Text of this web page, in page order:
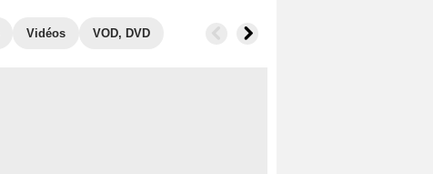
Vidéos VOD, DVD